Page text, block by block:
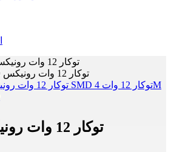
چراغ SMD توکار 12 وات رونیکس
چراغ SMD توکار 12 وات رونیکس